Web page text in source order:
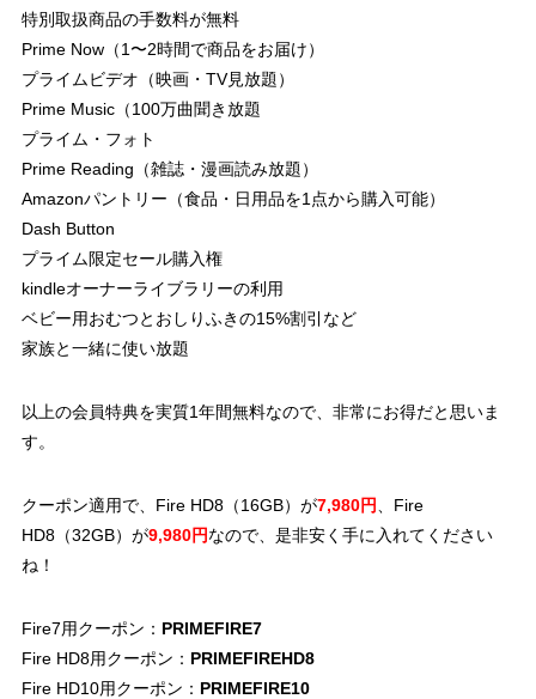
特別取扱商品の手数料が無料
Prime Now（1〜2時間で商品をお届け）
プライムビデオ（映画・TV見放題）
Prime Music（100万曲聞き放題
プライム・フォト
Prime Reading（雑誌・漫画読み放題）
Amazonパントリー（食品・日用品を1点から購入可能）
Dash Button
プライム限定セール購入権
kindleオーナーライブラリーの利用
ベビー用おむつとおしりふきの15%割引など
家族と一緒に使い放題
以上の会員特典を実質1年間無料なので、非常にお得だと思いま
す。
クーポン適用で、Fire HD8（16GB）が7,980円 、Fire
HD8（32GB）が9,980円なので、是非安く手に入れてください
ね！
Fire7用クーポン： PRIMEFIRE7
Fire HD8用クーポン： PRIMEFIREHD8
Fire HD10用クーポン： PRIMEFIRE10